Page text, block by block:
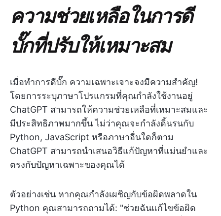
ความช่วยเหลือในการดี
บั๊กที่ปรับให้เหมาะสม
เมื่อทำการดีบั๊ก ความเฉพาะเจาะจงมีความสำคัญ!
โดยการระบุภาษาโปรแกรมที่คุณกำลังใช้งานอยู่
ChatGPT สามารถให้ความช่วยเหลือที่เหมาะสมและ
มีประสิทธิภาพมากขึ้น ไม่ว่าคุณจะกำลังดิ้นรนกับ
Python, JavaScript หรือภาษาอื่นใดก็ตาม
ChatGPT สามารถนำเสนอวิธีแก้ปัญหาที่แม่นยำและ
ตรงกับปัญหาเฉพาะของคุณได้
ตัวอย่างเช่น หากคุณกำลังเผชิญกับข้อผิดพลาดใน
Python คุณสามารถถามได้: "ช่วยฉันแก้ไขข้อผิด